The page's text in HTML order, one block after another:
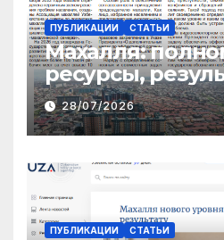
ПУБЛИКАЦИИ СТАТЬИ
Махалля:
ресурсы,
28/07/2026
ПУБЛИКАЦИИ СТАТЬИ